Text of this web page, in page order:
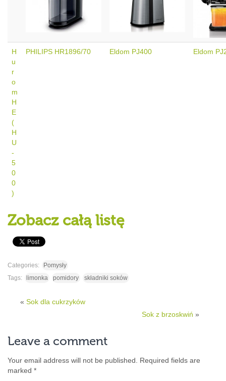
H
u
r
o
m
H
E
(
H
U
-
5
0
0
)
PHILIPS HR1896/70 Eldom PJ400 Eldom
Zobacz całą listę
Categories:
Pomysły
Tags:
limonka pomidory składniki soków
« Sok dla cukrzyków
Sok z brzoskwiń »
Leave a comment
Your email address will not be published.
Required fields are
marked *